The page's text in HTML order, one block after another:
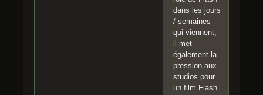
dans les jours
/ semaines
qui viennent,
il met
également la
pression aux
studios pour
un film Flash